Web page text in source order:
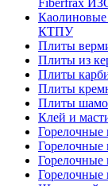
Fiberfrax
КТПУ
Плиты
Плиты из
Плиты
Плиты
Плиты
Клей и
Горелочные